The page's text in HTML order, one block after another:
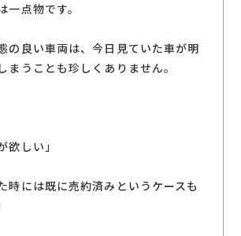
一点物です。
の良い車両は、今日見ていた車が明
まうことも珍しくありません。
欲しい」
時には既に売約済みというケースも